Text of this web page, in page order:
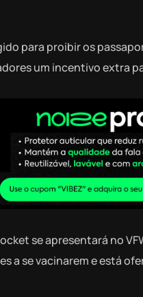
para proibir os
um incentivo extra
se apresentará no
se vacinarem e está